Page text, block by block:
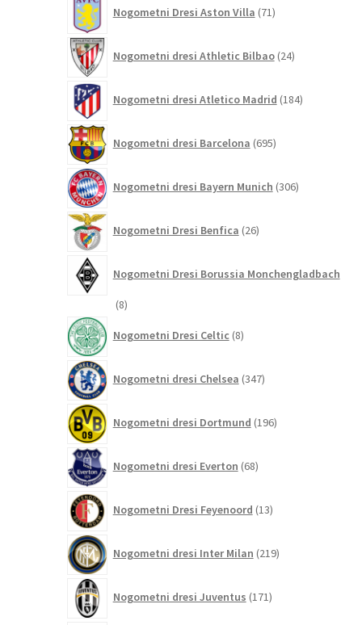
Nogometni Dresi Aston Villa 71izdelkov
Nogometni dresi Athletic Bilbao 24izdelkov
Nogometni dresi Atletico Madrid 184izdelkov
Nogometni dresi Barcelona 695izdelkov
Nogometni dresi Bayern Munich 306izdelkov
Nogometni Dresi Benfica 26izdelkov
Nogometni Dresi Borussia Monchengladbach
88
Nogometni Dresi Celtic 8izdelkov
Nogometni dresi Chelsea 347izdelkov
Nogometni dresi Dortmund 196izdelkov
Nogometni dresi Everton 68izdelkov
Nogometni Dresi Feyenoord 13izdelkov
Nogometni dresi Inter Milan 219izdelkov
Nogometni dresi Juventus 171izdelkov